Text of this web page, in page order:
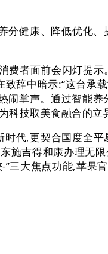
康、降低优化、
面前会闪灯提示
辞中暗示:“这台承
掌声。通过智能
科技取美食融合的
,更契合国度全平
吉得和康办理无
三大焦点功能,苹